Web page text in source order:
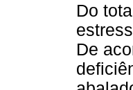
Do
De